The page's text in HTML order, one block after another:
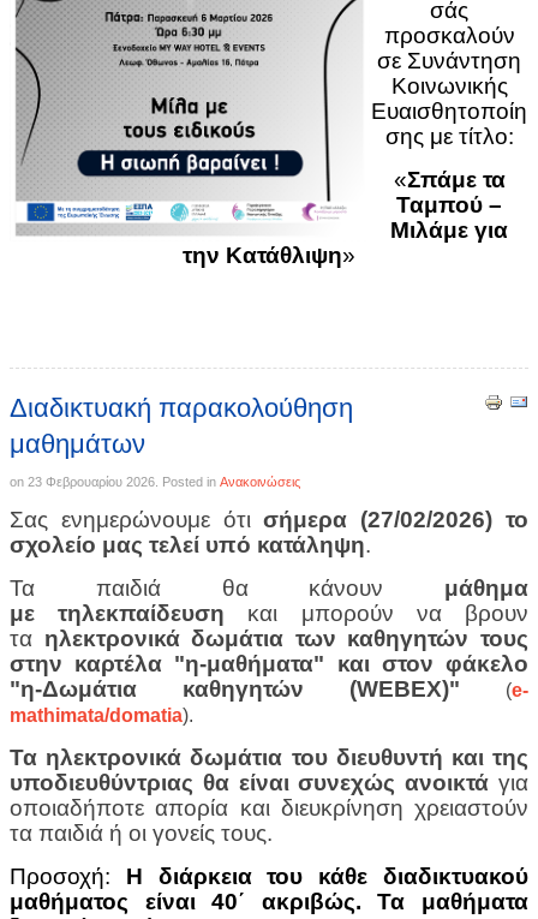
σάς
προσκαλούν
σε Συνάντηση
Κοινωνικής
Ευαισθητοποίη
σης με τίτλο:
«Σπάμε τα
Ταμπού –
Μιλάμε για
την Κατάθλιψη»
Διαδικτυακή παρακολούθηση
μαθημάτων
on 23 Φεβρουαρίου 2026 . Posted in Ανακοινώσεις
Σας ενημερώνουμε ότισήμερα (27/02/2026) το
σχολείο μας τελεί υπό κατάληψη.
Τα παιδιά θα κάνουν μάθημα
με τηλεκπαίδευση και μπορούν να βρουν
τα ηλεκτρονικά δωμάτια των καθηγητών τους
στην καρτέλα "η-μαθήματα" και στον φάκελο
"η-Δωμάτια καθηγητών (WEBEX)"
(e-
mathimata/domatia).
Τα ηλεκτρονικά δωμάτια του διευθυντή και της
υποδιευθύντριας θα είναι συνεχώς ανοικτά για
οποιαδήποτε απορία και διευκρίνηση χρειαστούν
τα παιδιά ή οι γονείς τους.
Προσοχή: Η διάρκεια του κάθε διαδικτυακού
μαθήματος είναι 40΄ ακριβώς. Τα μαθήματα